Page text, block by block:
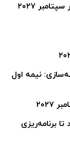
سپتامبر ۲۰۲۷
: نیمه اول
۲۰۲۷
برنامه‌ریزی